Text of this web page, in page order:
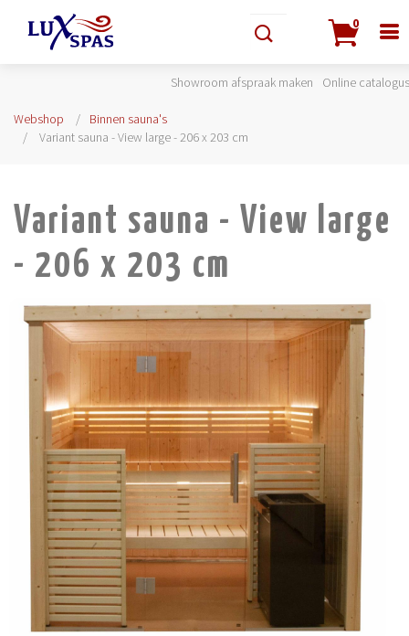
0
Showroom afspraak maken Online catalogus
Webshop
Binnen sauna's
Variant sauna - View large - 206 x 203 cm
Variant sauna - View large
- 206 x 203 cm